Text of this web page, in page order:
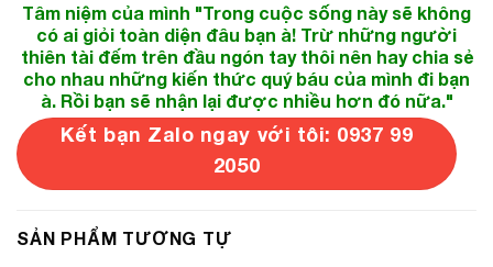
Tâm niệm của mình "Trong cuộc sống này sẽ không
có ai giỏi toàn diện đâu bạn à! Trừ những người
thiên tài đếm trên đầu ngón tay thôi nên hay chia sẻ
cho nhau những kiến thức quý báu của mình đi bạn
à. Rồi bạn sẽ nhận lại được nhiều hơn đó nữa."
Kết bạn Zalo ngay với tôi: 0937 99
2050
SẢN PHẨM TƯƠNG TỰ